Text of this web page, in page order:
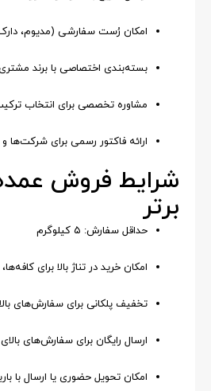
امکان رُست سفارشی (مدیوم،
بسته‌بندی اختصاصی با برند
مشاوره تخصصی برای انتخاب
ارائه فاکتور رسمی برای شرکت‌ها
شرایط فروش
برتر
حداقل سفارش: ۵ کیلوگرم
امکان خرید در تناژ بالا برای
تخفیف پلکانی برای سفارش‌های بالای ۲۰
ارسال رایگان برای سفارش‌های
امکان تحویل حضوری یا ارسال با